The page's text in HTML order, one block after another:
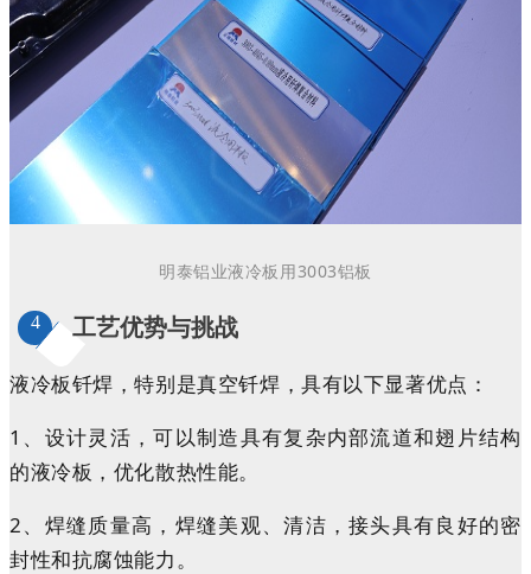
明泰铝业液冷板 用3003铝板
4 工艺优势与挑战
液冷板钎焊，特别是真空钎焊，具有以下显著优点：
1、设计灵活，可以制造具有复杂内部流道和翅片结构
的液冷板，优化散热性能。
2、焊缝质量高， 焊缝美观、清洁，接头具有良好的密
封性和抗腐蚀能力。